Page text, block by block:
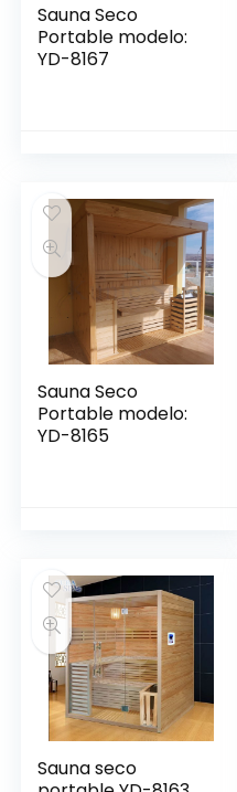
Sauna Seco
Portable modelo:
YD-8167
Sauna Seco
Portable modelo:
YD-8165
Sauna seco